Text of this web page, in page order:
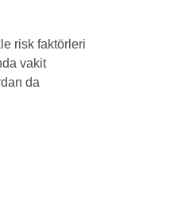
risk faktörleri
vakit
da